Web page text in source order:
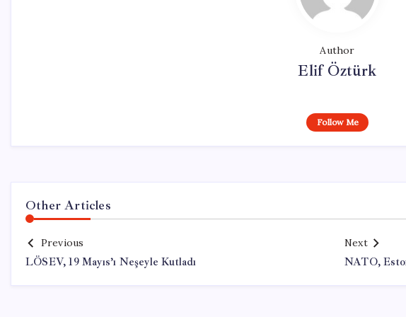
Author
Elif Öztürk
Follow Me
Other Articles
Previous
LÖSEV, 19 Mayıs’ı Neşeyle Kutladı
Next
NATO,